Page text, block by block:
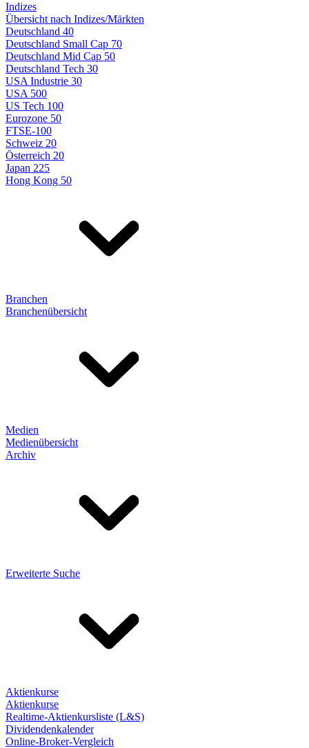
Indizes
Übersicht nach Indizes/Märkten
Deutschland 40
Deutschland Small Cap 70
Deutschland Mid Cap 50
Deutschland Tech 30
USA Industrie 30
USA 500
US Tech 100
Eurozone 50
FTSE-100
Schweiz 20
Österreich 20
Japan 225
Hong Kong 50
Branchen
Branchenübersicht
Medien
Medienübersicht
Archiv
Erweiterte Suche
Aktienkurse
Aktienkurse
Realtime-Aktienkursliste (L&S)
Dividendenkalender
Online-Broker-Vergleich